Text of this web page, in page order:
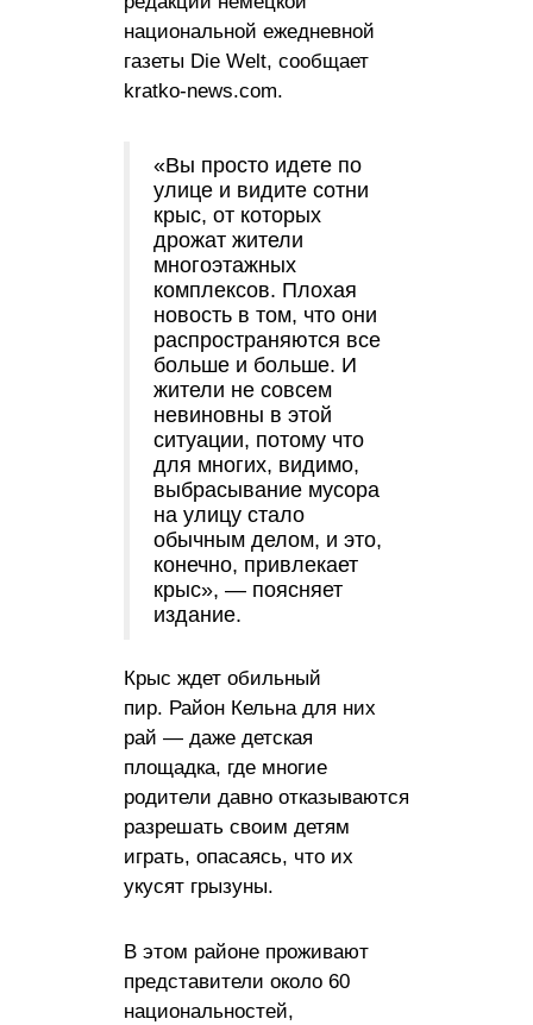
национальной ежедневной
газеты Die Welt, сообщает
kratko-news.com.
«Вы просто идете по
улице и видите сотни
крыс, от которых
дрожат жители
многоэтажных
комплексов. Плохая
новость в том, что они
распространяются все
больше и больше. И
жители не совсем
невиновны в этой
ситуации, потому что
для многих, видимо,
выбрасывание мусора
на улицу стало
обычным делом, и это,
конечно, привлекает
крыс», — поясняет
издание.
Крыс ждет обильный
пир. Район Кельна для них
рай — даже детская
площадка, где многие
родители давно отказываются
разрешать своим детям
играть, опасаясь, что их
укусят грызуны.
В этом районе проживают
представители около 60
национальностей,